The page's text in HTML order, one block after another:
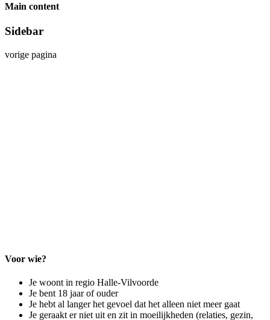
Main content
Sidebar
vorige pagina
Voor wie? ​
Je woont in regio Halle-Vilvoorde
Je bent 18 jaar of ouder
Je hebt al langer het gevoel dat het alleen niet meer gaat
Je geraakt er niet uit en zit in moeilijkheden (relaties, gezin,